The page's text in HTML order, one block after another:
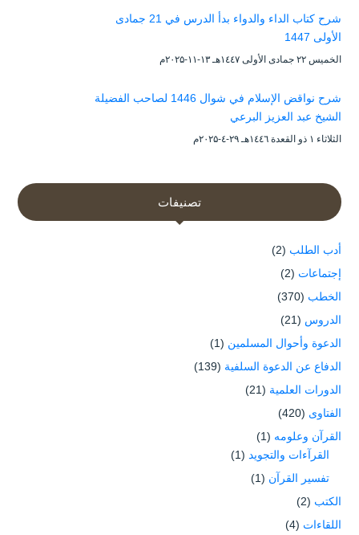
شرح كتاب الداء والدواء بدأ الدرس في 21 جمادى
الأولى 1447
الخميس ۲۲ جمادى الأولى ۱٤٤۷هـ ۱۳-۱۱-۲۰۲۵م
شرح نواقض الإسلام في شوال 1446 لصاحب الفضيلة
الشيخ عبد العزيز البرعي
الثلاثاء ۱ ذو القعدة ۱٤٤٦هـ ۲۹-٤-۲۰۲۵م
تصنيفات
أدب الطلب (2)
إجتماعات (2)
الخطب (370)
الدروس (21)
الدعوة وأحوال المسلمين (1)
الدفاع عن الدعوة السلفية (139)
الدورات العلمية (21)
الفتاوى (420)
القرآن وعلومه (1)
القرآءات والتجويد (1)
تفسير القرآن (1)
الكتب (2)
اللقاءات (4)